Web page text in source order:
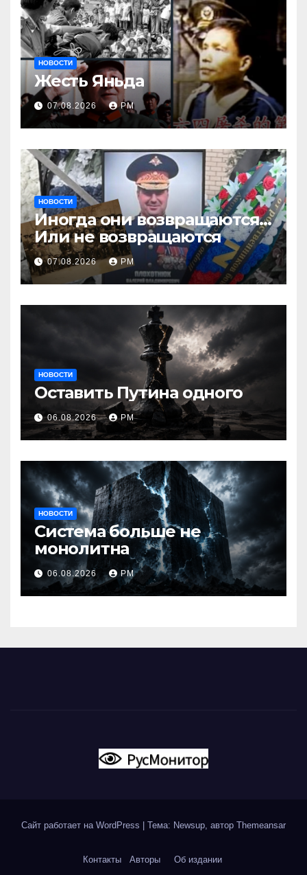
НОВОСТИ
Жесть Яньда
07.08.2026 РМ
НОВОСТИ
Иногда они возвращаются…
Или не возвращаются
07.08.2026 РМ
НОВОСТИ
Оставить Путина одного
06.08.2026 РМ
НОВОСТИ
Система больше не
монолитна
06.08.2026 РМ
Сайт работает на WordPress Тема: Newsup, автор Themeansar
Контакты Авторы Об издании